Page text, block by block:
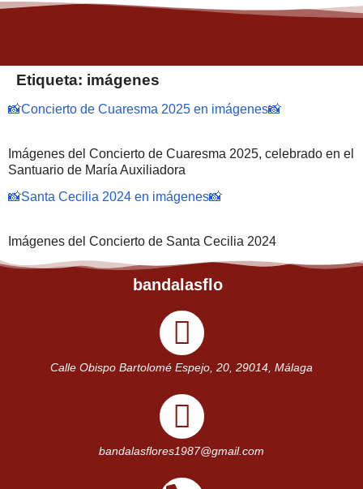
Etiqueta: imágenes
📸Concierto de Cuaresma 2025 en imágenes📸
Imágenes del Concierto de Cuaresma 2025, celebrado en el
Santuario de María Auxiliadora
📸Santa Cecilia 2024 en imágenes📸
Imágenes del Concierto de Santa Cecilia 2024
bandalasflor
Calle Obispo Bartolomé Espejo, 20, 29014, Málaga
bandalasflores1987@gmail.com